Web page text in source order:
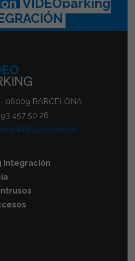
VIDEOparking
08009 BARCELONA
457 50 26
Integración